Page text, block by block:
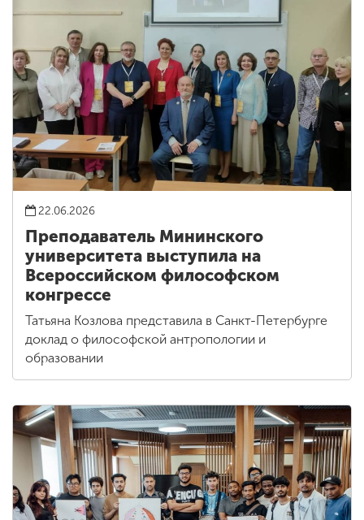
22.06.2026
Преподаватель Мининского
университета выступила на
Всероссийском философском
конгрессе
Татьяна Козлова представила в Санкт-Петербурге
доклад о философской антропологии и
образовании